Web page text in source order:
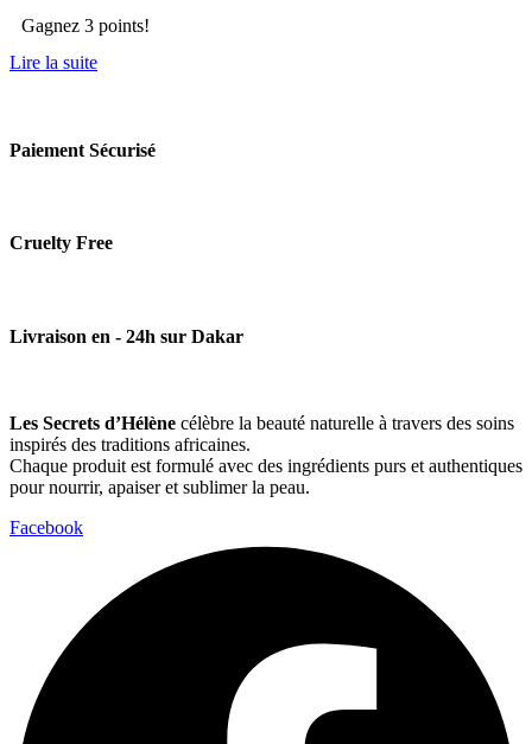
Gagnez 3 points!
Lire la suite
Paiement Sécurisé
Cruelty Free
Livraison en - 24h sur Dakar
Les Secrets d’Hélène célèbre la beauté naturelle à travers des soins
inspirés des traditions africaines.
Chaque produit est formulé avec des ingrédients purs et authentiques
pour nourrir, apaiser et sublimer la peau.
Facebook